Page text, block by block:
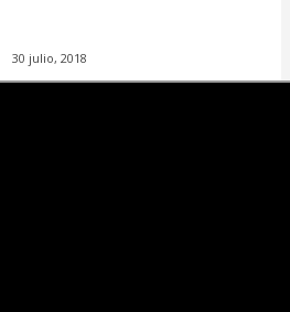
30 julio, 2018